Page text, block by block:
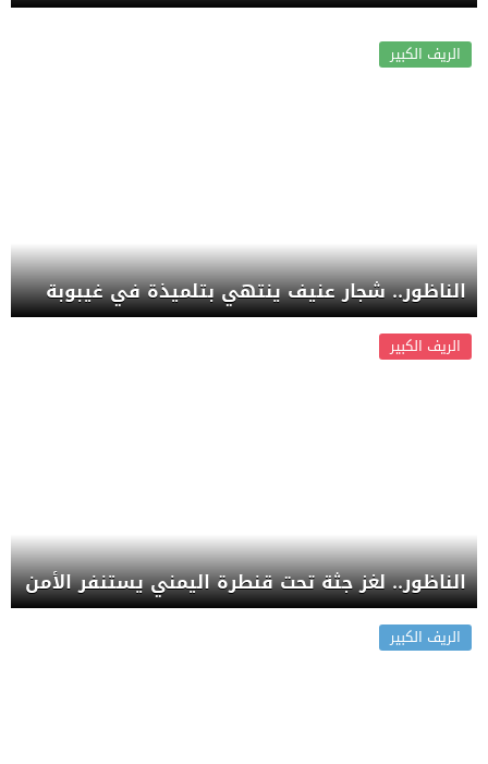
الريف الكبير
الناظور.. شجار عنيف ينتهي بتلميذة في غيبوبة
الريف الكبير
الناظور.. لغز جثة تحت قنطرة اليمني يستنفر الأمن
الريف الكبير